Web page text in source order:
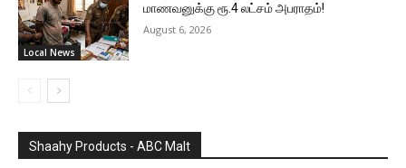
Local News
மாணவனுக்கு ரூ.4 லட்சம் அபராதம்!
August 6, 2026
Shaahy Products - ABC Malt